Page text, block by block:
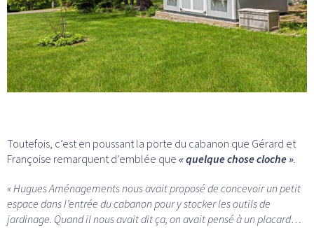
Toutefois, c’est en poussant la porte du cabanon que Gérard et
Françoise remarquent d’emblée que « quelque chose cloche »
« Hugues Aménagements nous avait proposé de concevoir un petit
espace dans l’entrée du cabanon pour y stocker les outils de
jardinage. Quand il nous avait dit ça, on avait pensé à un placard…